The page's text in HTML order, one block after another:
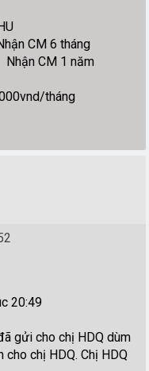
CM 6 tháng
CM 1 năm
tháng
20:49
gửi cho chị HDQ dùm
cho chị HDQ. Chị HDQ